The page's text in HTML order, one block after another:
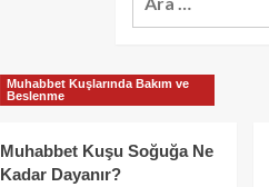
Muhabbet Kuşlarında Bakım ve
Beslenme
Muhabbet Kuşu Soğuğa Ne
Kadar Dayanır?